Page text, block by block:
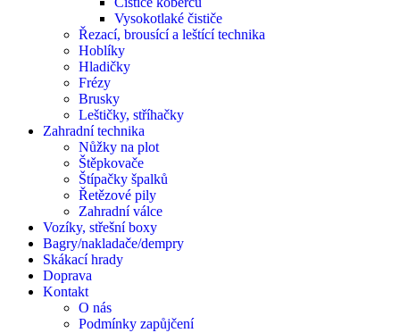
Vysokotlaké čističe
Řezací, brousící a leštící technika
Hoblíky
Hladičky
Frézy
Brusky
Leštičky, stříhačky
Zahradní technika
Nůžky na plot
Štěpkovače
Štípačky špalků
Řetězové pily
Zahradní válce
Vozíky, střešní boxy
Bagry/nakladače/dempry
Skákací hrady
Doprava
Kontakt
O nás
Podmínky zapůjčení